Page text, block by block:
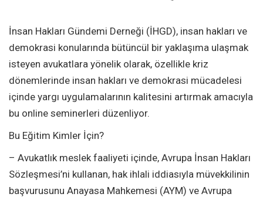
İnsan Hakları Gündemi Derneği (İHGD), insan hakları ve
demokrasi konularında bütüncül bir yaklaşıma ulaşmak
isteyen avukatlara yönelik olarak, özellikle kriz
dönemlerinde insan hakları ve demokrasi mücadelesi
içinde yargı uygulamalarının kalitesini artırmak amacıyla
bu online seminerleri düzenliyor.
Bu Eğitim Kimler İçin?
– Avukatlık meslek faaliyeti içinde, Avrupa İnsan Hakları
Sözleşmesi’ni kullanan, hak ihlali iddiasıyla müvekkilinin
başvurusunu Anayasa Mahkemesi (AYM) ve Avrupa